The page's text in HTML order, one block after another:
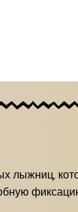
лыжниц,